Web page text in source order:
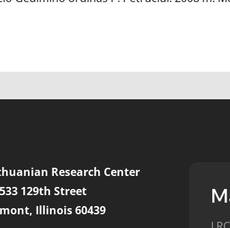
Research Center
129th Street
Illinois 60439